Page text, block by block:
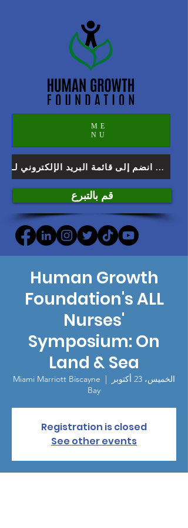
ME
NU
انضم إلى قائمة البريد الإلكتروني لـ HGF
قم بالتبرع
Human Growth
Foundation's ALL
Nurses'
Symposium: On
Land & Sea
الخميس، 23 أكتوبر
  |
Miami Marriott Biscayne
Bay
Registration is closed
See other events